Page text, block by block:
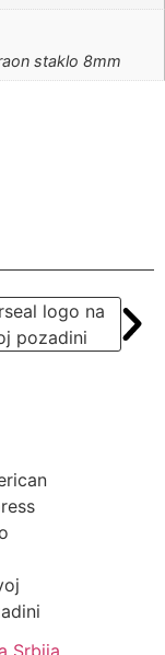
staklo 8mm